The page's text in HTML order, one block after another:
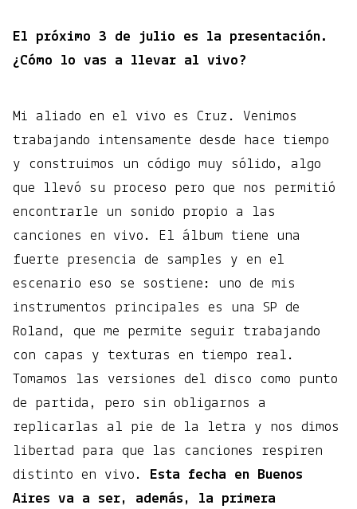
El próximo 3 de julio es la presentación.
¿Cómo lo vas a llevar al vivo?
Mi aliado en el vivo es Cruz. Venimos
trabajando intensamente desde hace tiempo
y construimos un código muy sólido, algo
que llevó su proceso pero que nos permitió
encontrarle un sonido propio a las
canciones en vivo. El álbum tiene una
fuerte presencia de samples y en el
escenario eso se sostiene: uno de mis
instrumentos principales es una SP de
Roland, que me permite seguir trabajando
con capas y texturas en tiempo real.
Tomamos las versiones del disco como punto
de partida, pero sin obligarnos a
replicarlas al pie de la letra y nos dimos
libertad para que las canciones respiren
distinto en vivo.
Esta fecha en Buenos
Aires va a ser, además, la primera